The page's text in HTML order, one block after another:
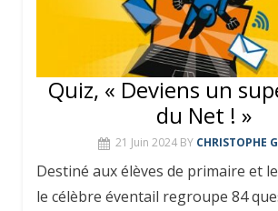
Quiz, « Deviens un
du Net ! »
21 Juin 2024 BY CHRISTOPHE
Destiné aux élèves de primaire et
le célèbre éventail regroupe 84